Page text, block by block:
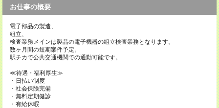
お仕事の概要
電子部品の製造、
組立、
検査業務メインは製品の電子機器の組立検査業務となります。
数ヶ月間の短期案件予定。
駅チカで公共交通機関での通勤可能です。
≪待遇・福利厚生≫
・日払い制度
・社会保険完備
・無料定期健診
・有給休暇